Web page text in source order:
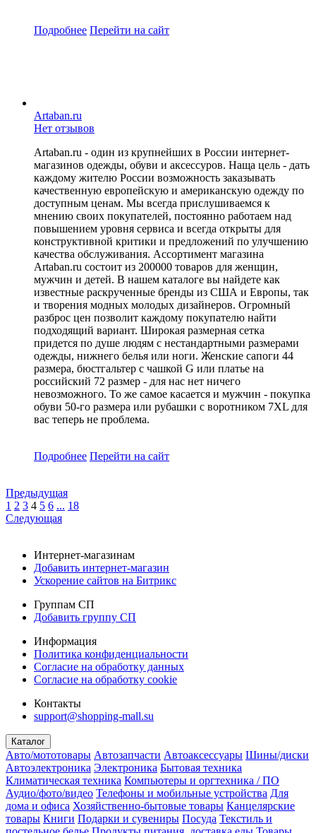
Подробнее Перейти на сайт
Artaban.ru
Нет отзывов
Artaban.ru - один из крупнейших в России интернет-
магазинов одежды, обуви и аксессуров. Наща цель - дать
каждому жителю России возможность заказывать
качественную европейскую и американскую одежду по
доступным ценам. Мы всегда прислушиваемся к
мнению своих покупателей, постоянно работаем над
повышением уровня сервиса и всегда открыты для
конструктивной критики и предложений по улучшению
качества обслуживания. Ассортимент магазина
Artaban.ru состоит из 200000 товаров для женщин,
мужчин и детей. В нашем каталоге вы найдете как
известные раскрученные бренды из США и Европы, так
и творения модных молодых дизайнеров. Огромный
разброс цен позволит каждому покупателю найти
подходящий вариант. Широкая размерная сетка
придется по душе людям с нестандартными размерами
одежды, нижнего белья или ноги. Женские сапоги 44
размера, бюстгальтер с чашкой G или платье на
российский 72 размер - для нас нет ничего
невозможного. То же самое касается и мужчин - покупка
обуви 50-го размера или рубашки с воротником 7XL для
вас теперь не проблема.
Подробнее Перейти на сайт
Предыдущая
1 2 3 4 5 6 ... 18
Следующая
Интернет-магазинам
Добавить интернет-магазин
Ускорение сайтов на Битрикс
Группам СП
Добавить группу СП
Информация
Политика конфиденциальности
Согласие на обработку данных
Согласие на обработку cookie
Контакты
support@shopping-mall.su
Каталог
Авто/мототовары Автозапчасти Автоаксессуары Шины/диски
Автоэлектроника Электроника Бытовая техника
Климатическая техника Компьютеры и оргтехника / ПО
Аудио/фото/видео Телефоны и мобильные устройства Для
дома и офиса Хозяйственно-бытовые товары Канцелярские
товары Книги Подарки и сувениры Посуда Текстиль и